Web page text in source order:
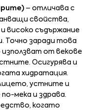
– отличава с
свойства,
високо съдържание
Точно заради това
от векове
Осигурява и
хидратация.
устните и
мека и здрава.
когато